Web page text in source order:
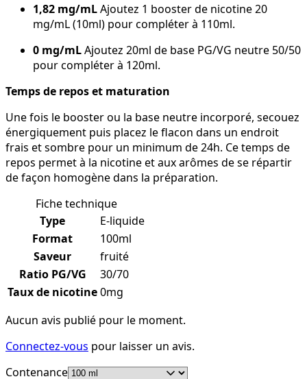
1,82 mg/mLAjoutez 1 booster de nicotine 20
mg/mL (10ml) pour compléter à 110ml.
0 mg/mLAjoutez 20ml de base PG/VG neutre 50/50
pour compléter à 120ml.
Temps de repos et maturation
Une fois le booster ou la base neutre incorporé, secouez
énergiquement puis placez le flacon dans un endroit
frais et sombre pour un minimum de 24h. Ce temps de
repos permet à la nicotine et aux arômes de se répartir
de façon homogène dans la préparation.
Fiche technique
Type
E-liquide
Format
100ml
Saveur
fruité
Ratio PG/VG
30/70
Taux de nicotine0mg
Aucun avis publié pour le moment.
Connectez-vous pour laisser un avis.
Contenance